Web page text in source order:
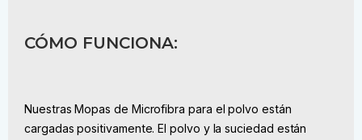
CÓMO FUNCIONA:
Nuestras Mopas de Microfibra para el polvo están
cargadas positivamente. El polvo y la suciedad están